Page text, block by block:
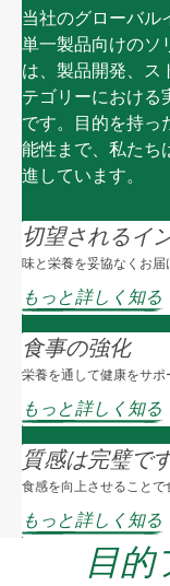
当社のグローバル
単一製品向けのソ
は、製品開発、ス
テゴリーにおける
です。目的を持っ
能性まで、私たち
進しています。
切望されるイ
味と栄養を妥協なくお届
もっと詳しく知る
食事の強化
栄養を通して健康をサポ
もっと詳しく知る
質感は完璧で
食感を向上させること
もっと詳しく知る
目的